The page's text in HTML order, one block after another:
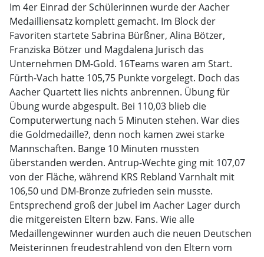
Im 4er Einrad der Schülerinnen wurde der Aacher
Medailliensatz komplett gemacht. Im Block der
Favoriten startete Sabrina Bürßner, Alina Bötzer,
Franziska Bötzer und Magdalena Jurisch das
Unternehmen DM-Gold. 16Teams waren am Start.
Fürth-Vach hatte 105,75 Punkte vorgelegt. Doch das
Aacher Quartett lies nichts anbrennen. Übung für
Übung wurde abgespult. Bei 110,03 blieb die
Computerwertung nach 5 Minuten stehen. War dies
die Goldmedaille?, denn noch kamen zwei starke
Mannschaften. Bange 10 Minuten mussten
überstanden werden. Antrup-Wechte ging mit 107,07
von der Fläche, während KRS Rebland Varnhalt mit
106,50 und DM-Bronze zufrieden sein musste.
Entsprechend groß der Jubel im Aacher Lager durch
die mitgereisten Eltern bzw. Fans. Wie alle
Medaillengewinner wurden auch die neuen Deutschen
Meisterinnen freudestrahlend von den Eltern vom